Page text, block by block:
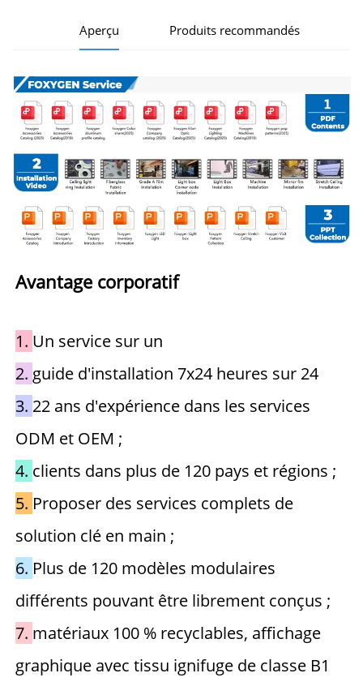
Aperçu Produits recommandés
Avantage corporatif
1. Un service sur un
2. guide d'installation 7x24 heures sur 24
3. 22 ans d'expérience dans les services
ODM et OEM ;
4. clients dans plus de 120 pays et régions ;
5. Proposer des services complets de
solution clé en main ;
6. Plus de 120 modèles modulaires
différents pouvant être librement conçus ;
7. matériaux 100 % recyclables, affichage
graphique avec tissu ignifuge de classe B1